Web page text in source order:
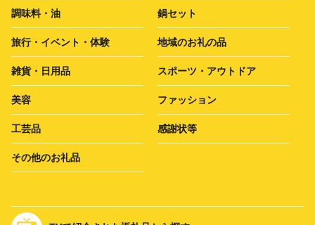
調味料・油 鍋セット
旅行・イベント・体験 地域のお礼の品
雑貨・日用品 スポーツ・アウトドア
美容 ファッション
工芸品 感謝状等
その他のお礼品